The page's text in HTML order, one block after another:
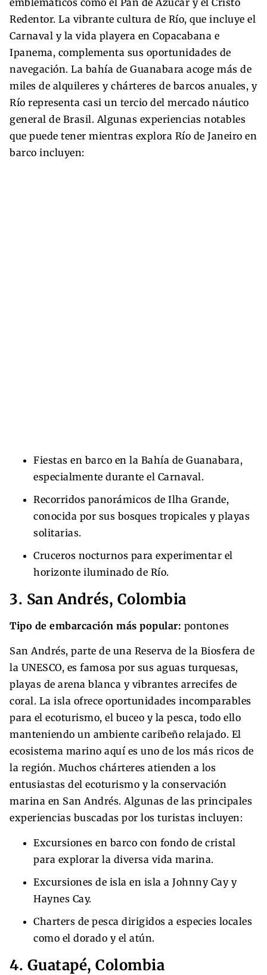
Redentor. La vibrante cultura de Río, que incluye el
Carnaval y la vida playera en Copacabana e
Ipanema, complementa sus oportunidades de
navegación. La bahía de Guanabara acoge más de
miles de alquileres y chárteres de barcos anuales, y
Río representa casi un tercio del mercado náutico
general de Brasil. Algunas experiencias notables
que puede tener mientras explora Río de Janeiro en
barco incluyen:
Fiestas en barco en la Bahía de Guanabara,
especialmente durante el Carnaval.
Recorridos panorámicos de Ilha Grande,
conocida por sus bosques tropicales y playas
solitarias.
Cruceros nocturnos para experimentar el
horizonte iluminado de Río.
3. San Andrés, Colombia
Tipo de embarcación más popular: pontones
San Andrés, parte de una Reserva de la Biosfera de
la UNESCO, es famosa por sus aguas turquesas,
playas de arena blanca y vibrantes arrecifes de
coral. La isla ofrece oportunidades incomparables
para el ecoturismo, el buceo y la pesca, todo ello
manteniendo un ambiente caribeño relajado. El
ecosistema marino aquí es uno de los más ricos de
la región. Muchos chárteres atienden a los
entusiastas del ecoturismo y la conservación
marina en San Andrés. Algunas de las principales
experiencias buscadas por los turistas incluyen:
Excursiones en barco con fondo de cristal
para explorar la diversa vida marina.
Excursiones de isla en isla a Johnny Cay y
Haynes Cay.
Charters de pesca dirigidos a especies locales
como el dorado y el atún.
4. Guatapé, Colombia